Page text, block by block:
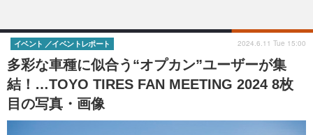
甲信越 北陸
東海 関西
中国
多彩な車種に似合う“オプカン”ユーザーが集
結！…TOYO TIRES FAN MEETING 2024 8枚
目の写真・画像
イベント イベントレポート 2024.6.11 Tue 15:00